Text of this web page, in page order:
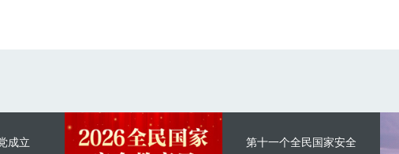
成立
第十一个全民国家安全